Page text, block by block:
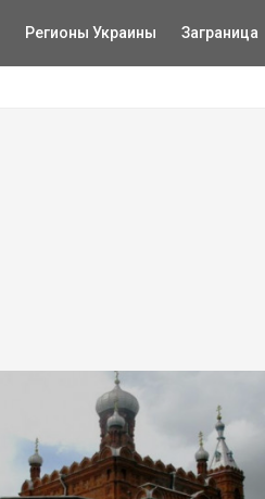
Регионы Украины Заграница